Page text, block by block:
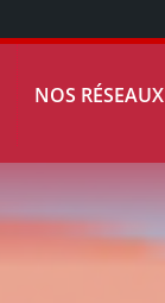
NOS RÉSEAUX